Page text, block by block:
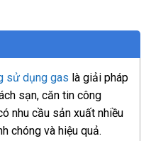
sử dụng gas là giải pháp
sạn, căn tin công
nhu cầu sản xuất nhiều
chóng và hiệu quả.